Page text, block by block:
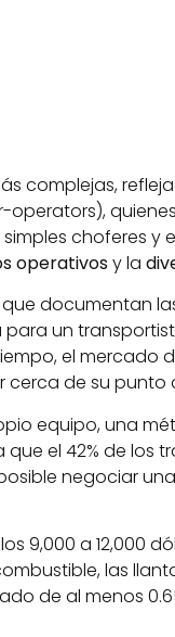
complejas,
choferes y
operativosy la
documentan
un
el mercado
de su punto
equipo, una
que el 42% de los
negociar
9,000 a 12,000
las
de al menos